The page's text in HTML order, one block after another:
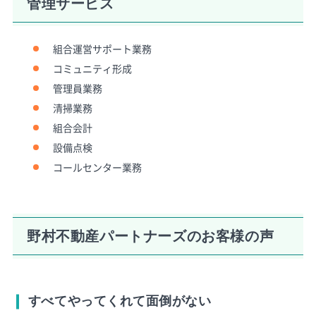
管理サービス
組合運営サポート業務
コミュニティ形成
管理員業務
清掃業務
組合会計
設備点検
コールセンター業務
野村不動産パートナーズのお客様の声
すべてやってくれて面倒がない